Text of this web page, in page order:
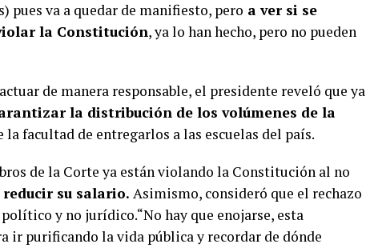
va a quedar de manifiesto, pero a ver si se
la Constitución, ya lo han hecho, pero no pueden
de manera responsable, el presidente reveló que ya
la distribución de los volúmenes de la
facultad de entregarlos a las escuelas del país.
de la Corte ya están violando la Constitución al no
su salario. Asimismo, consideró que el rechazo
y no jurídico.“No hay que enojarse, esta
ir purificando la vida pública y recordar de dónde